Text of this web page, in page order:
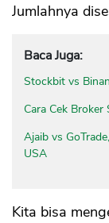
Jumlahnya
Baca Juga:
Stockbit vs
Cara Cek
Ajaib vs
USA
Kita bisa